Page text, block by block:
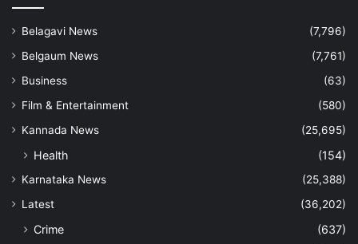
Belagavi News
(7,796)
Belgaum News
(7,761)
Business
(63)
Film & Entertainment
(580)
Kannada News
(25,695)
Health (154)
Karnataka News
(25,388)
Latest
(36,202)
Crime
(637)